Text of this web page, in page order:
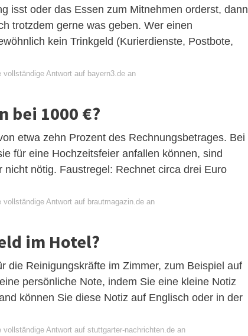
isst oder das Essen zum Mitnehmen orderst, dann
trotzdem gerne was geben. Wer einen
kein Trinkgeld (Kurierdienste, Postbote,
vollständige Antwort auf bayern3.de an
bei 1000 €?
etwa zehn Prozent des Rechnungsbetrages. Bei
für eine Hochzeitsfeier anfallen können, sind
nötig. Faustregel: Rechnet circa drei Euro
vollständige Antwort auf brautmagazin.de an
im Hotel?
die Reinigungskräfte im Zimmer, zum Beispiel auf
persönliche Note, indem Sie eine kleine Notiz
können Sie diese Notiz auf Englisch oder in der
vollständige Antwort auf stuttgarter-nachrichten.de an